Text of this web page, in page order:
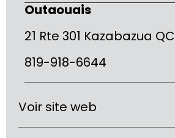
Outaouais
21 Rte 301 Kazabazua
819-918-6644
Voir site web